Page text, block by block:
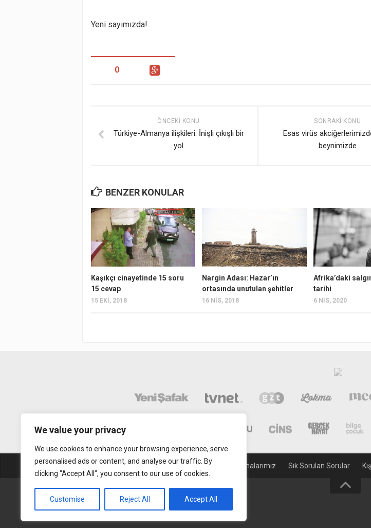
We value your privacy
We use cookies to enhance your browsing experience, serve
personalised ads or content, and analyse our traffic. By
clicking "Accept All", you consent to our use of cookies.
Customise Reject All Accept All
Yeni sayımızda!
0
SONRAKI KONU
Esas virüs
beynimizde
ÖNCEKI KONU
Türkiye-Almanya ilişkileri: İnişli çıkışlı bir
yol
BENZER KONULAR
Kaşıkçı cinayetinde 15 soru
15 cevap
15 EKI, 2018
Nargin Adası: Hazar’ın
ortasında unutulan şehitler
16 NIS, 2018
Afrika’daki
tarihi
6 NIS, 2020
Abonelik Mobil Uygulamalarımız Sık Sorulan Sorular
Gerçek Hayat © 2015. Her hakkı sakldır.